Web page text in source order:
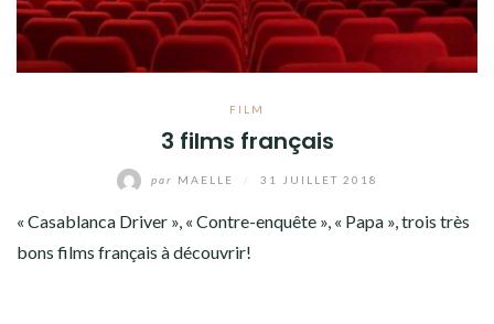
FILM
3 films français
par MAELLE 31 JUILLET 2018
« Casablanca Driver », « Contre-enquête », « Papa », trois très
bons films français à découvrir!